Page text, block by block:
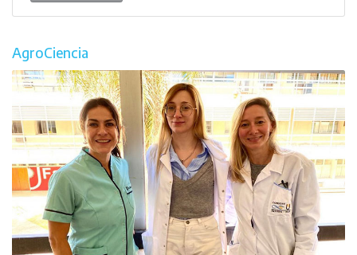
AgroCiencia